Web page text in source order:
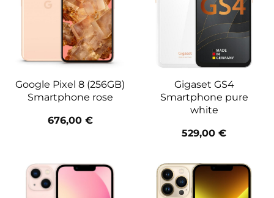
Google Pixel 8 (256GB)
Smartphone rose
676,00 €
Gigaset GS4
Smartphone pure
white
529,00 €